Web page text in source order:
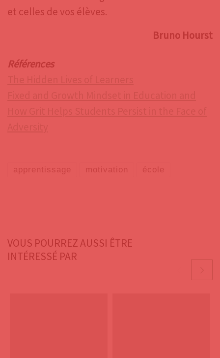
et celles de vos élèves.
Bruno Hourst
Références
apprentissage motivation école
VOUS POURREZ AUSSI ÊTRE
INTÉRESSÉ PAR